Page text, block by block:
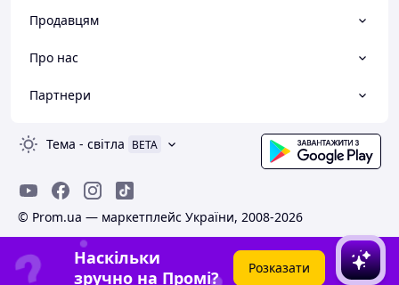
Продавцям
Про нас
Партнери
Тема - світла BETA
© Prom.ua — маркетплейс України, 2008-2026
Наскільки
зручно на Промі?
Розказати